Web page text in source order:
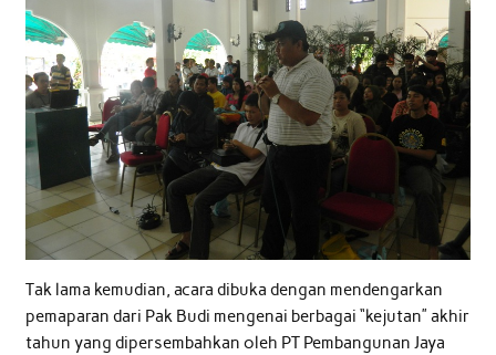
Tak lama kemudian, acara dibuka dengan mendengarkan
pemaparan dari Pak Budi mengenai berbagai “kejutan” akhir
tahun yang dipersembahkan oleh PT Pembangunan Jaya